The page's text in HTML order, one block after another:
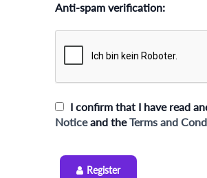
Anti-spam verification:
I confirm that I have read
Noticeand theTerms and
Register